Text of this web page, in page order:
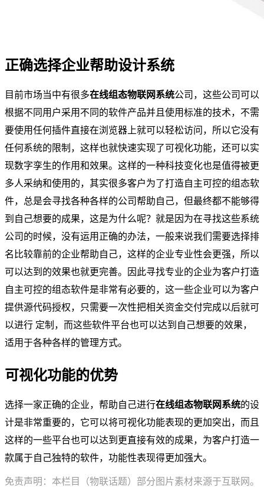
正确选择企业帮助设计系统
目前市场当中有很多在线组态物联网系统公司，这些公司可以
根据不同用户采用不同的软件产品并且使用标准的技术，不需
要使用任何插件直接在浏览器上就可以轻松访问，所以它没有
任何系统的限制，这样也就快速实现了可视化功能，还可以实
现数字孪生的作用和效果。这样的一种科技变化也是值得被更
多人采纳和使用的，其实很多客户为了打造自主可控的组态软
件，总是会寻找各种各样的公司帮助自己，但最终都不能够得
到自己想要的成果，这是为什么呢？就是因为在寻找这些系统
公司的时候，没有运用正确的办法，一般来说我们需要选择排
名比较靠前的企业帮助自己，这样的企业专业性会更强，所以
可以达到的效果也就更完善。因此寻找专业的企业为客户打造
自主可控的组态软件是非常有必要的，这一些企业可以为客户
提供源代码授权，只需要一次性把相关资金交付完成以后就可
以进行 定制，而这些软件平台也可以达到自己想要的效果，
适用于各种各样的管理方式。
可视化功能的优势
选择一家正确的企业，帮助自己进行在线组态物联网系统的设
计是非常重要的，它可以将可视化功能表现的更加突出，而且
这样的一些平台也可以达到更直接有效的成果，为客户打造一
款属于自己独特的软件，功能性表现得更加强大。
免责声明：本栏目（物联话题）部分图片素材来源于互联网。